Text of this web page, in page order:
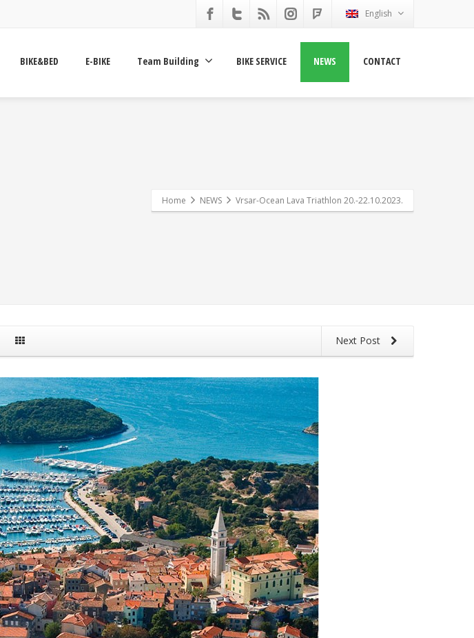
English
BIKE&BED E-BIKE Team Building BIKE SERVICE NEWS CONTACT
Home NEWS Vrsar-Ocean Lava Triathlon 20.-22.10.2023.
Next Post